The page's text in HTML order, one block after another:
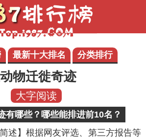
最新十大排名 分类排行
物迁徙奇迹
大字阅读
有哪些？哪些能排进前10名？
述】 根据网友评选、第三方报告等